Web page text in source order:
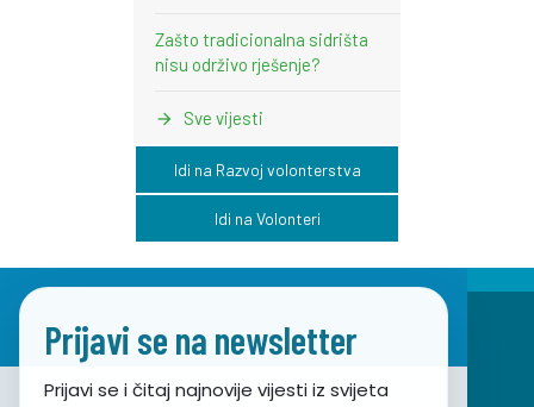
Zašto tradicionalna sidrišta
nisu održivo rješenje?
Sve vijesti
Idi na Razvoj volonterstva
Idi na Volonteri
Prijavi se na newsletter
Prijavi se i čitaj najnovije vijesti iz svijeta